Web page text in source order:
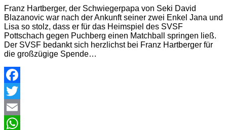
Franz Hartberger, der Schwiegerpapa von Seki David
Blazanovic war nach der Ankunft seiner zwei Enkel Jana und
Lisa so stolz, dass er für das Heimspiel des SVSF
Pottschach gegen Puchberg einen Matchball springen ließ.
Der SVSF bedankt sich herzlichst bei Franz Hartberger für
die großzügige Spende…
Facebook
Twitter
Email